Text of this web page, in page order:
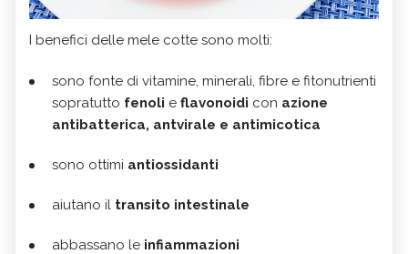
I benefici delle mele cotte sono molti:
sono fonte di vitamine, minerali, fibre e fitonutrienti
sopratutto fenoli e flavonoidi con azione
antibatterica, antvirale e antimicotica
sono ottimi antiossidanti
aiutano il transito intestinale
abbassano le infiammazioni